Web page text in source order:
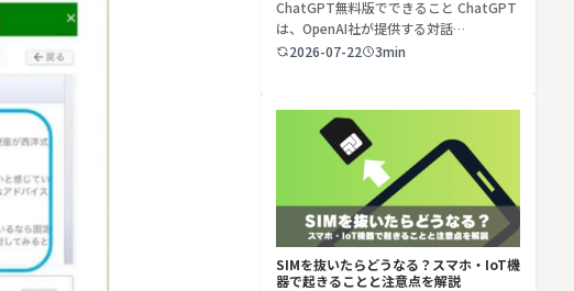
ChatGPT無料版でできること ChatGPT
は、OpenAI社が提供する対話…
2026-07-22
3min
SIMを抜いたらどうなる？スマホ・IoT機
器で起きることと注意点を解説